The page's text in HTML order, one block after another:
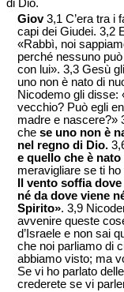
di Dio.
Giov3,1 C’era tra i
capi dei Giudei. 3,2
«Rabbì, noi
perché nessuno
con lui». 3,3 Gesù
uno non è nato di
Nicodemo gli disse:
vecchio? Può egli
madre e nascere?»
che se uno non è
nel regno di Dio.
e quello che è
meravigliare se ti
Il vento soffia
né da dove viene
Spirito». 3,9
avvenire queste
d’Israele e non sai
che noi parliamo di
abbiamo visto; ma
Se vi ho parlato
crederete se vi